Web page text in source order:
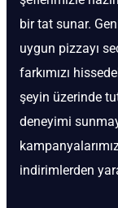
bir tat sunar.
uygun pizzayı
farkımızı
şeyin üzerinde
deneyimi
indirimlerden